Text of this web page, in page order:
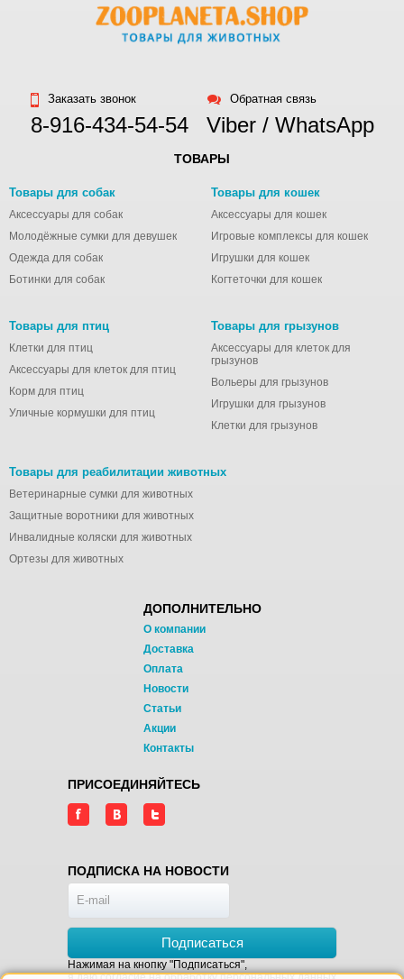
Заказать звонок
8-916-434-54-54
Обратная связь
Viber / WhatsApp
ТОВАРЫ
Товары для собак
Аксессуары для собак
Молодёжные сумки для девушек
Одежда для собак
Ботинки для собак
Товары для кошек
Аксессуары для кошек
Игровые комплексы для кошек
Игрушки для кошек
Когтеточки для кошек
Товары для птиц
Клетки для птиц
Аксессуары для клеток для птиц
Корм для птиц
Уличные кормушки для птиц
Товары для грызунов
Аксессуары для клеток для
грызунов
Вольеры для грызунов
Игрушки для грызунов
Клетки для грызунов
Товары для реабилитации животных
Ветеринарные сумки для животных
Защитные воротники для животных
Инвалидные коляски для животных
Ортезы для животных
ДОПОЛНИТЕЛЬНО
О компании
Доставка
Оплата
Новости
Статьи
Акции
Контакты
ПРИСОЕДИНЯЙТЕСЬ
ПОДПИСКА НА НОВОСТИ
Подписаться
Нажимая на кнопку "Подписаться",